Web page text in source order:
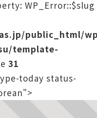
WP_Error::$slug
public_html/
template-
31
today status-